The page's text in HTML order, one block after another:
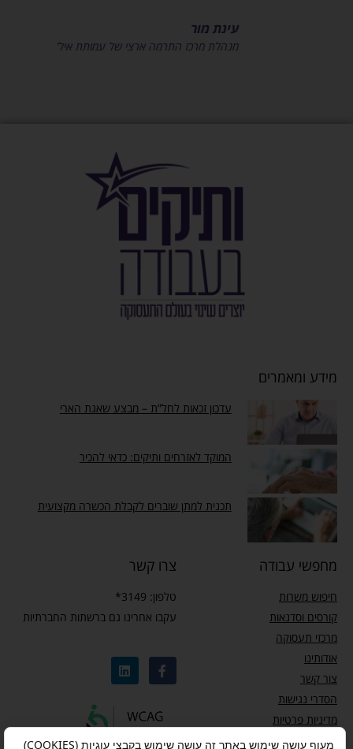
עינת מור
מנהלת מרכז התרמה ארצי של עמותת איל"ן
מידע ומאמרים
עדכון זכאות לחל”ת – מבצע שאגת הארי
המוקד לאזרחים ותיקים: כדאי להכיר
תכנית למתן שוברים לקבלת הכשרה מקצועית
מחפשי עבודה
חיפוש משרות
קורסים וסדנאות
מרכזי תעסוקה
אודותינו
צור קשר
הסדרי נגישות
מדיניות פרטיות
צרו קשר
טלפון: 3149*
עקבו אחרינו גם ברשתות החברתיות
מעוף עושה שימוש באתר זה עושה שימוש בקבצי עוגיות (COOKIES)